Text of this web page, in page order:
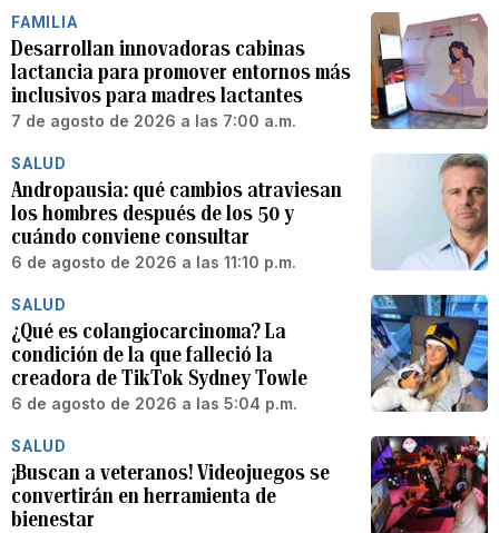
FAMILIA
Desarrollan innovadoras cabinas
lactancia para promover entornos más
inclusivos para madres lactantes
7 de agosto de 2026 a las 7:00 a.m.
SALUD
Andropausia: qué cambios atraviesan
los hombres después de los 50 y
cuándo conviene consultar
6 de agosto de 2026 a las 11:10 p.m.
SALUD
¿Qué es colangiocarcinoma? La
condición de la que falleció la
creadora de TikTok Sydney Towle
6 de agosto de 2026 a las 5:04 p.m.
SALUD
¡Buscan a veteranos! Videojuegos se
convertirán en herramienta de
bienestar